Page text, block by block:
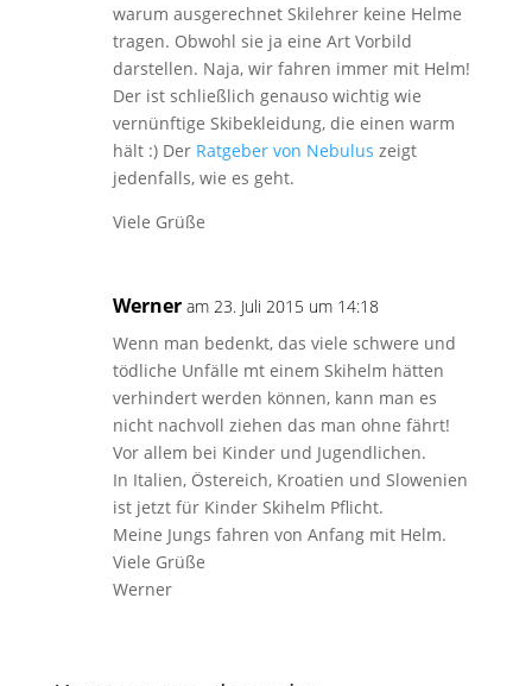
warum ausgerechnet Skilehrer keine Helme
tragen. Obwohl sie ja eine Art Vorbild
darstellen. Naja, wir fahren immer mit Helm!
Der ist schließlich genauso wichtig wie
vernünftige Skibekleidung, die einen warm
hält :) Der Ratgeber von Nebulus zeigt
jedenfalls, wie es geht.
Viele Grüße
Werner am 23. Juli 2015 um 14:18
Wenn man bedenkt, das viele schwere und
tödliche Unfälle mt einem Skihelm hätten
verhindert werden können, kann man es
nicht nachvoll ziehen das man ohne fährt!
Vor allem bei Kinder und Jugendlichen.
In Italien, Östereich, Kroatien und Slowenien
ist jetzt für Kinder Skihelm Pflicht.
Meine Jungs fahren von Anfang mit Helm.
Viele Grüße
Werner